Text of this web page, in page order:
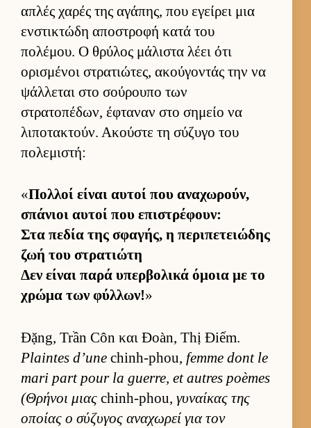
απλές χαρές της αγάπης, που εγεί­ρει μια
εν­στικτώδη αποστροφή κατά του
πολέμου. Ο θρύλος μάλιστα λέει ότι
ορισμένοι στρατιώτες, ακού­γοντάς την να
ψάλ­λεται στο σού­ρουπο των
στρατοπέδων, έφταναν στο σημείο να
λιποτακτούν. Ακού­στε τη σύζυγο του
πολεμιστή:
«Πολ­λοί εί­ναι αυ­τοί που αναχωρούν,
σπάνιοι αυ­τοί που επιστρέφουν:
Στα πεδία της σφαγής, η περιπετειώδης
ζωή του στρατιώτη
Δεν εί­ναι παρά υπερ­βολικά όμοια με το
χρώμα των φύλ­λων!»
Đặng, Trần Côn και Đoàn, Thị Điểm.
Plaintes d’une chinh-phou, femme dont le
mari part pour la guerre, et autres poèmes
(Θρήνοι μιας chinh-phou, γυναί­κας της
οποίας ο σύζυγος αναχωρεί για τον